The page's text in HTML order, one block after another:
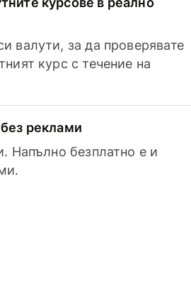
валути, за да проверявате
курс с течение на
реклами
Напълно безплатно е и